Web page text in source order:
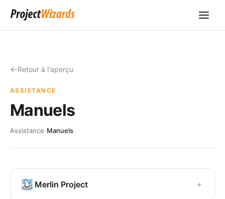
Retour à l'aperçu
ASSISTANCE
Manuels
Assistance›Manuels
Merlin Project +